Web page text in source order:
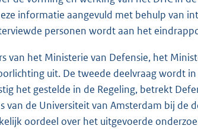
informatie aangevuld met behulp van
personen wordt aan het
van het Ministerie van Defensie, het
uit. De tweede deelvraag wordt
het gestelde in de Regeling, betrekt
van de Universiteit van Amsterdam bij
oordeel over het uitgevoerde